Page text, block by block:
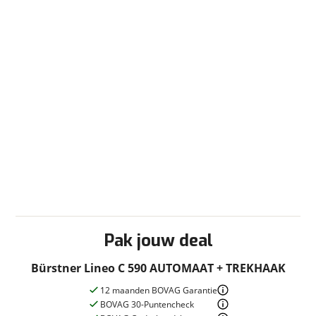
Stuurbekrachtiging
Trekhaak Type vast
Tussenschot laadruimte
Verwarmde buitenspiegels
Voorruitverwarming
Pak jouw deal
Bürstner Lineo C 590 AUTOMAAT + TREKHAAK
12 maanden BOVAG Garantie
BOVAG 30-Puntencheck